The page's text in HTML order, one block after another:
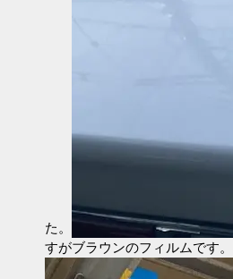
た。
すがブラウンのフィルムです